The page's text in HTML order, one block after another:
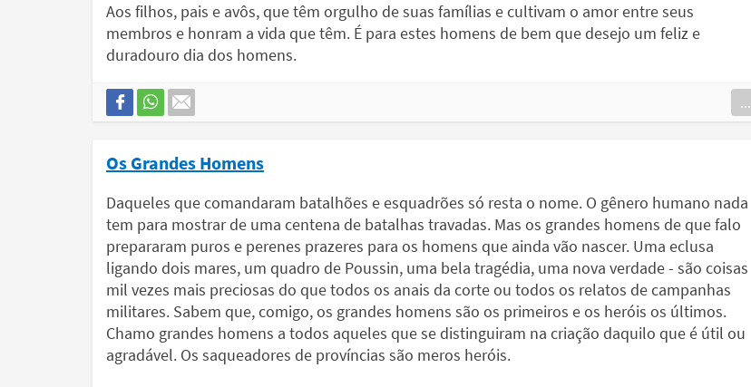
Aos filhos, pais e avôs, que têm orgulho de suas famílias e cultivam o amor entre seus
membros e honram a vida que têm. É para estes homens de bem que desejo um feliz e
duradouro dia dos homens.
...
Os Grandes Homens
Daqueles que comandaram batalhões e esquadrões só resta o nome. O gênero humano nada
tem para mostrar de uma centena de batalhas travadas. Mas os grandes homens de que falo
prepararam puros e perenes prazeres para os homens que ainda vão nascer. Uma eclusa
ligando dois mares, um quadro de Poussin, uma bela tragédia, uma nova verdade - são coisas
mil vezes mais preciosas do que todos os anais da corte ou todos os relatos de campanhas
militares. Sabem que, comigo, os grandes homens são os primeiros e os heróis os últimos.
Chamo grandes homens a todos aqueles que se distinguiram na criação daquilo que é útil ou
agradável. Os saqueadores de províncias são meros heróis.